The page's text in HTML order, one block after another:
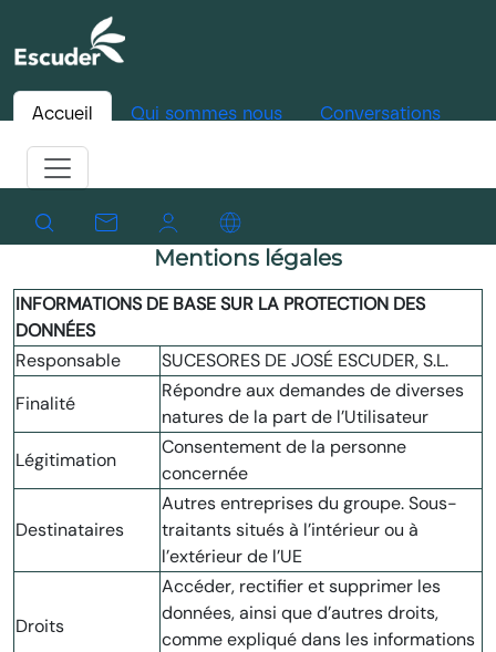
Accueil Qui sommes nous Conversations
Mentions légales
INFORMATIONS DE BASE SUR LA PROTECTION DES
DONNÉES
Responsable
SUCESORES DE JOSÉ ESCUDER, S.L.
Finalité
Répondre aux demandes de diverses
natures de la part de l’Utilisateur
Légitimation
Consentement de la personne
concernée
Destinataires
Autres entreprises du groupe. Sous-
traitants situés à l’intérieur ou à
l’extérieur de l’UE
Droits
Accéder, rectifier et supprimer les
données, ainsi que d’autres droits,
comme expliqué dans les informations